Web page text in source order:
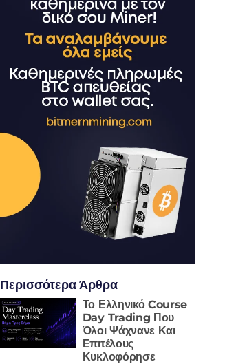
Περισσότερα Άρθρα
Το Ελληνικό Course
Day Trading Που
Όλοι Ψάχνανε Και
Επιτέλους
Κυκλοφόρησε